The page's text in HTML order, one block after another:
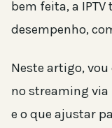
bem feita, a
desempenho,
Neste artigo,
no streaming via
e o que ajustar